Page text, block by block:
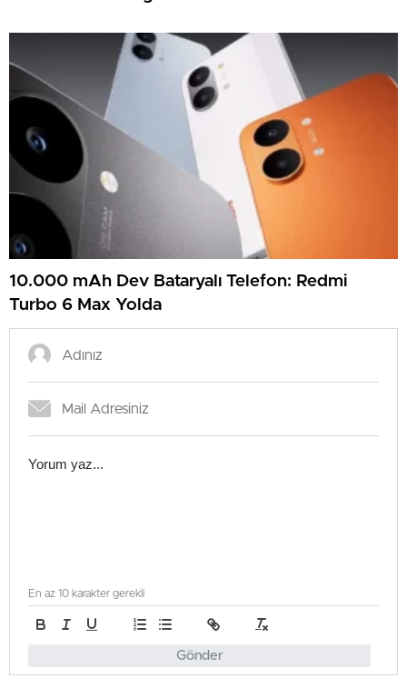
10.000 mAh Dev Bataryalı Telefon: Redmi
Turbo 6 Max Yolda
Gönder
En az 10 karakter gerekli